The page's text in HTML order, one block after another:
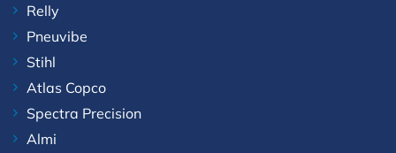
Relly
Pneuvibe
Stihl
Atlas Copco
Spectra Precision
Almi